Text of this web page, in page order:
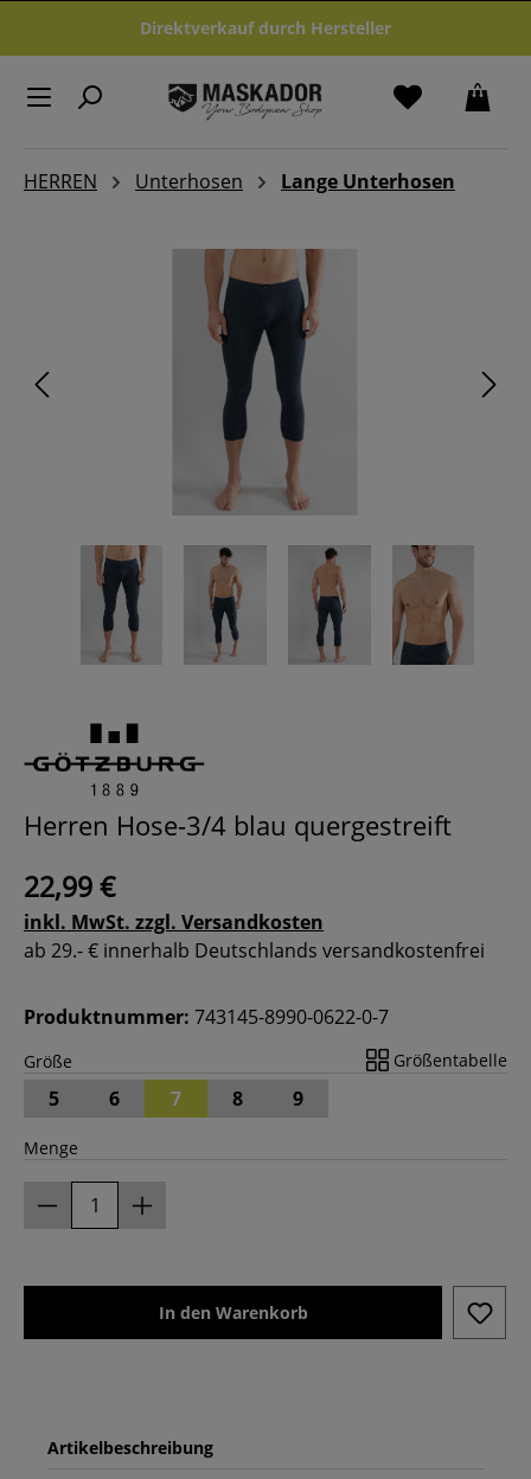
Zum Hauptinhalt springenDirektverkauf durch Hersteller
HERREN Unterhosen Lange Unterhosen
Herren Hose-3/4 blau quergestreift
22,99 €
inkl. MwSt. zzgl. Versandkosten
ab 29.- € innerhalb Deutschlands versandkostenfrei
Produktnummer: 743145-8990-0622-0-7
Größe Größentabelle
5 6 7 8 9
Menge
In den Warenkorb
Artikelbeschreibung